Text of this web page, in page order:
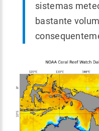
sistemas
bastante